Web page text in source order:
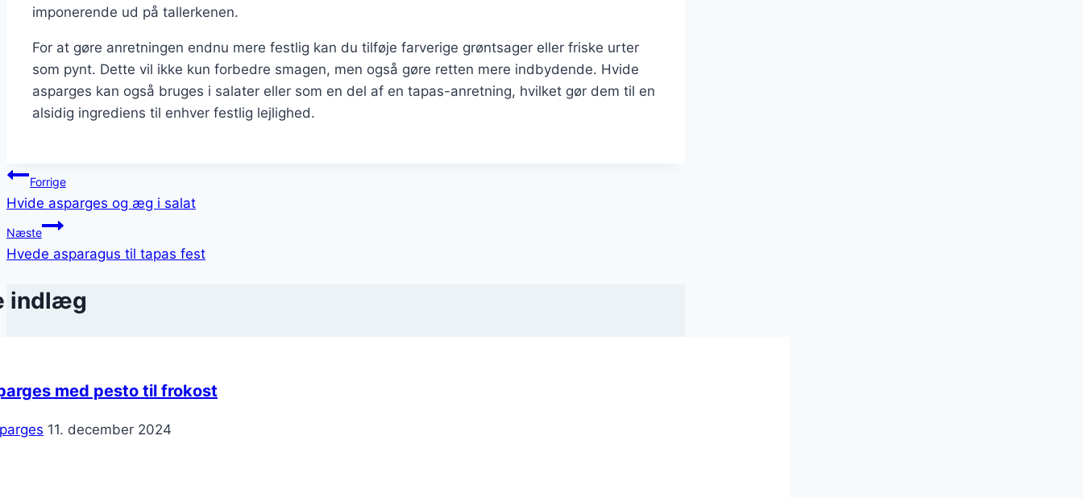
imponerende ud på tallerkenen.
For at gøre anretningen endnu mere festlig kan du tilføje farverige grøntsager eller friske urter
som pynt. Dette vil ikke kun forbedre smagen, men også gøre retten mere indbydende. Hvide
asparges kan også bruges i salater eller som en del af en tapas-anretning, hvilket gør dem til en
alsidig ingrediens til enhver festlig lejlighed.
Indlægsnavigation
Forrige
Hvide asparges og æg i salat
Næste
Hvede asparagus til tapas fest
indlæg
med pesto til frokost
11. december 2024